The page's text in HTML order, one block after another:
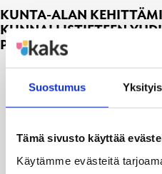
Suostumus
Tämä sivusto käyttää
Käytämme evästeitä
KUNTA-ALAN
KUNNALLISTIETEEN
PROFESSORI AIMO